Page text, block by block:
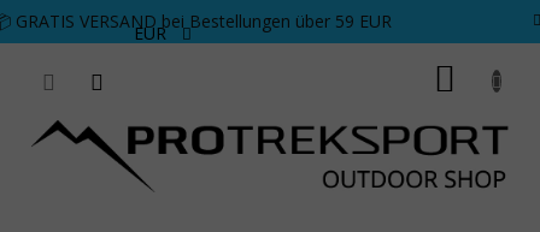
Zum Inhalt springen
GRATIS VERSAND bei Bestellungen über 59 EUR
EUR